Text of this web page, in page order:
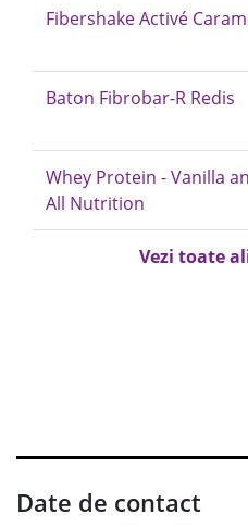
Fibershake Activé
Baton Fibrobar-R Redis
Whey Protein - Vanilla
All Nutrition
Vezi toate
Date de contact